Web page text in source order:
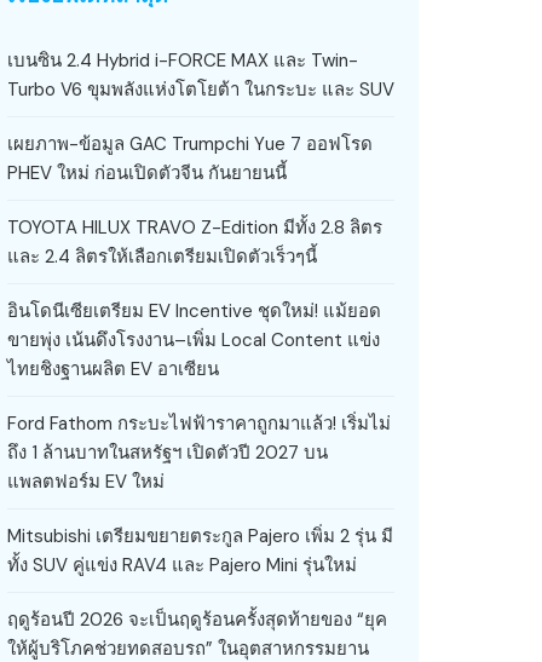
เบนซิน 2.4 Hybrid i-FORCE MAX และ Twin-
Turbo V6 ขุมพลังแห่งโตโยต้า ในกระบะ และ SUV
เผยภาพ-ข้อมูล GAC Trumpchi Yue 7 ออฟโรด
PHEV ใหม่ ก่อนเปิดตัวจีน กันยายนนี้
TOYOTA HILUX TRAVO Z-Edition มีทั้ง 2.8 ลิตร
และ 2.4 ลิตรให้เลือกเตรียมเปิดตัวเร็วๆนี้
อินโดนีเซียเตรียม EV Incentive ชุดใหม่! แม้ยอด
ขายพุ่ง เน้นดึงโรงงาน–เพิ่ม Local Content แข่ง
ไทยชิงฐานผลิต EV อาเซียน
Ford Fathom กระบะไฟฟ้าราคาถูกมาแล้ว! เริ่มไม่
ถึง 1 ล้านบาทในสหรัฐฯ เปิดตัวปี 2027 บน
แพลตฟอร์ม EV ใหม่
Mitsubishi เตรียมขยายตระกูล Pajero เพิ่ม 2 รุ่น มี
ทั้ง SUV คู่แข่ง RAV4 และ Pajero Mini รุ่นใหม่
ฤดูร้อนปี 2026 จะเป็นฤดูร้อนครั้งสุดท้ายของ “ยุค
ให้ผู้บริโภคช่วยทดสอบรถ” ในอุตสาหกรรมยาน